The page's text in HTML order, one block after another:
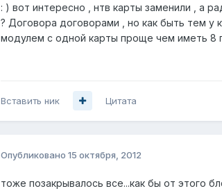
: ) вот интересно , нтв карты заменили , а
? Договора договорами , но как быть тем у
модулем с одной карты проще чем иметь 8
Вставить ник Цитата
Опубликовано 15 октября, 2012
тоже позакрывалось все...как бы от этого